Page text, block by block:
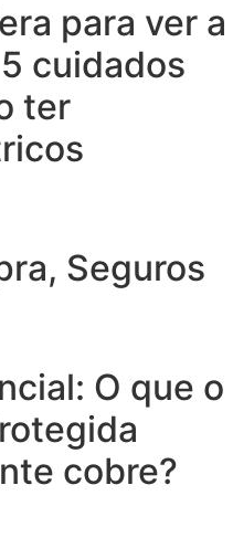
para ver a
cuidados
ter
, Seguros
O que o
cobre?